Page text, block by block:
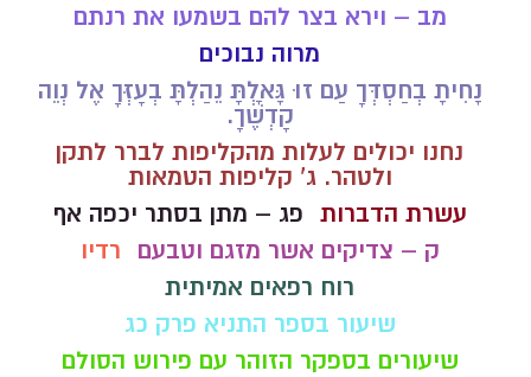
מב – וירא בצר להם בשמעו את רנתם
מרוה נבוכים
נָחִיתָ בְחַסְדְּךָ עַם זוּ גָּאָלְתָּ נֵהַלְתָּ בְעָזְּךָ אֶל נְוֵה
קָדְשֶׁךָ.
נחנו יכולים לעלות מהקליפות לברר לתקן
ולטהר. ג' קליפות הטמאות
עשרת הדברות פג – מתן בסתר יכפה אף
ק – צדיקים אשר מזגם וטבעם
רדיו
רוח רפאים אמיתית
שיעור בספר התניא פרק כג
שיעורים בספקר הזוהר עם פירוש הסולם